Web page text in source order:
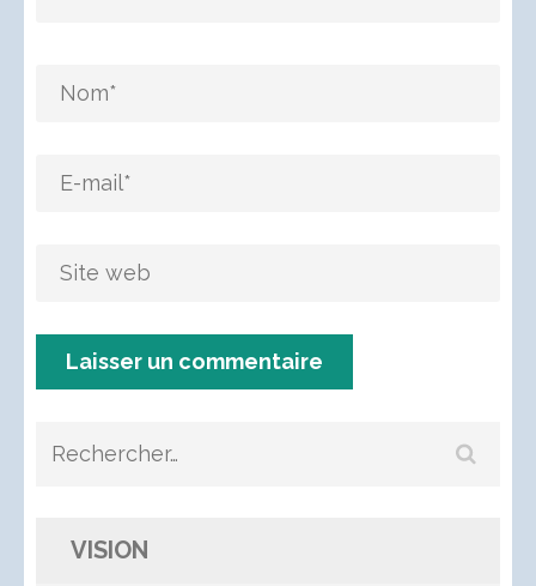
Rechercher :
VISION